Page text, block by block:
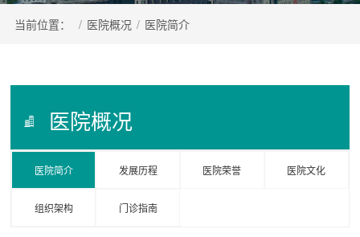
当前位置： / 医院概况 / 医院简介
医院概况
医院简介 发展历程 医院荣誉 医院文化
组织架构 门诊指南